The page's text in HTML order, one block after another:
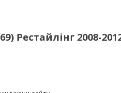
Рестайлінг 2008-